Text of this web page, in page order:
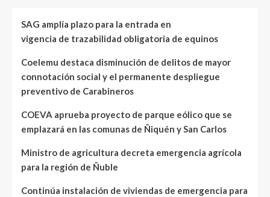
SAG amplía plazo para la entrada en
vigencia de trazabilidad obligatoria de equinos
Coelemu destaca disminución de delitos de mayor
connotación social y el permanente despliegue
preventivo de Carabineros
COEVA aprueba proyecto de parque eólico que se
emplazará en las comunas de Ñiquén y San Carlos
Ministro de agricultura decreta emergencia agrícola
para la región de Ñuble
Continúa instalación de viviendas de emergencia para